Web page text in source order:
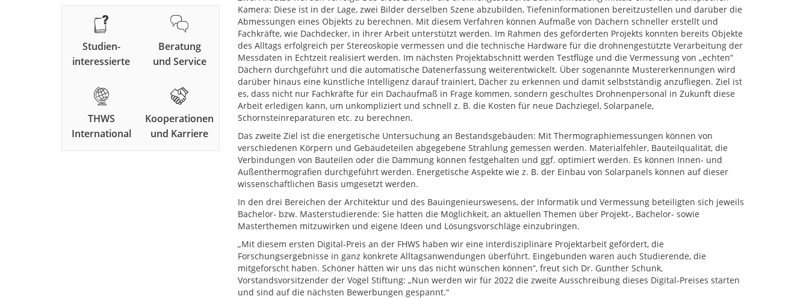
Kamera: Diese ist in der Lage, zwei Bilder derselben Szene abzubilden, Tiefeninformationen bereitzustellen und darüber die
Abmessungen eines Objekts zu berechnen. Mit diesem Verfahren können Aufmaße von Dächern schneller erstellt und
Fachkräfte, wie Dachdecker, in ihrer Arbeit unterstützt werden. Im Rahmen des geförderten Projekts konnten bereits Objekte
des Alltags erfolgreich per Stereoskopie vermessen und die technische Hardware für die drohnengestützte Verarbeitung der
Messdaten in Echtzeit realisiert werden. Im nächsten Projektabschnitt werden Testflüge und die Vermessung von „echten“
Dächern durchgeführt und die automatische Datenerfassung weiterentwickelt. Über sogenannte Mustererkennungen wird
darüber hinaus eine künstliche Intelligenz darauf trainiert, Dächer zu erkennen und damit selbstständig anzufliegen. Ziel ist
es, dass nicht nur Fachkräfte für ein Dachaufmaß in Frage kommen, sondern geschultes Drohnenpersonal in Zukunft diese
Arbeit erledigen kann, um unkompliziert und schnell z. B. die Kosten für neue Dachziegel, Solarpanele,
Schornsteinreparaturen etc. zu berechnen.
Das zweite Ziel ist die energetische Untersuchung an Bestandsgebäuden: Mit Thermographiemessungen können von
verschiedenen Körpern und Gebäudeteilen abgegebene Strahlung gemessen werden. Materialfehler, Bauteilqualität, die
Verbindungen von Bauteilen oder die Dämmung können festgehalten und ggf. optimiert werden. Es können Innen- und
Außenthermografien durchgeführt werden. Energetische Aspekte wie z. B. der Einbau von Solarpanels können auf dieser
wissenschaftlichen Basis umgesetzt werden.
In den drei Bereichen der Architektur und des Bauingenieurswesens, der Informatik und Vermessung beteiligten sich jeweils
Bachelor- bzw. Masterstudierende: Sie hatten die Möglichkeit, an aktuellen Themen über Projekt-, Bachelor- sowie
Masterthemen mitzuwirken und eigene Ideen und Lösungsvorschläge einzubringen.
„Mit diesem ersten Digital-Preis an der FHWS haben wir eine interdisziplinäre Projektarbeit gefördert, die
Forschungsergebnisse in ganz konkrete Alltagsanwendungen überführt. Eingebunden waren auch Studierende, die
mitgeforscht haben. Schöner hätten wir uns das nicht wünschen können“, freut sich Dr. Gunther Schunk,
Vorstandsvorsitzender der Vogel Stiftung: „Nun werden wir für 2022 die zweite Ausschreibung dieses Digital-Preises starten
und sind auf die nächsten Bewerbungen gespannt.“
Studien-
interessierte
Beratung
und Service
THWS
International
Kooperationen
und Karriere